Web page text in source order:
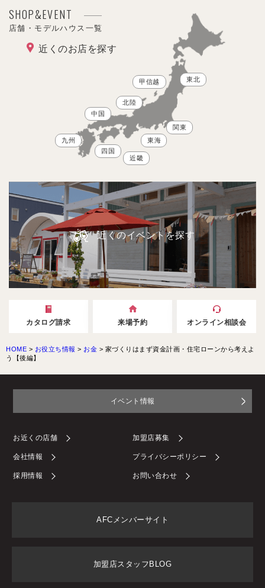
SHOP&EVENT
店舗・モデルハウス一覧
近くのお店を探す
東北
甲信越
北陸
関東
東海
近畿
中国
四国
九州
近くのイベントを探す
カタログ請求 来場予約 オンライン相談会
HOME > お役立ち情報 > お金 > 家づくりはまず資金計画・住宅ローンから考えよ
う【後編】
イベント情報
お近くの店舗 加盟店募集
会社情報 プライバシーポリシー
採用情報 お問い合わせ
AFCメンバーサイト
加盟店スタッフBLOG